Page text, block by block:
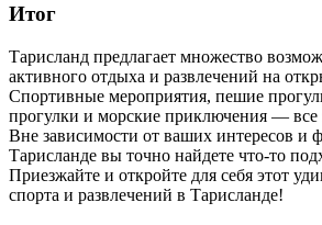
Итог
Тарисланд предлагает множество
активного отдыха и развлечений на
Спортивные мероприятия, пешие
прогулки и морские приключения — все
Вне зависимости от ваших интересов и
Тарисланде вы точно найдете что-то
Приезжайте и откройте для себя этот
спорта и развлечений в Тарисланде!